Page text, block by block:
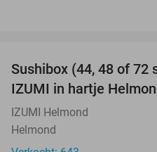
Sushibox (44, 48 of 72
IZUMI in hartje
IZUMI Helmond
Helmond